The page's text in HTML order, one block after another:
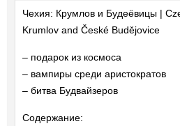
Чехия: Крумлов и Будеёвицы |
Krumlov and České Budějovice
– подарок из космоса
– вампиры среди аристократов
– битва Будвайзеров
Содержание: